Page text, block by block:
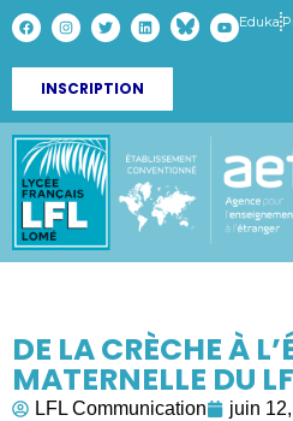
Eduka
INSCRIPTION
DE LA CRÈCHE À
MATERNELLE DU
LFL Communication juin